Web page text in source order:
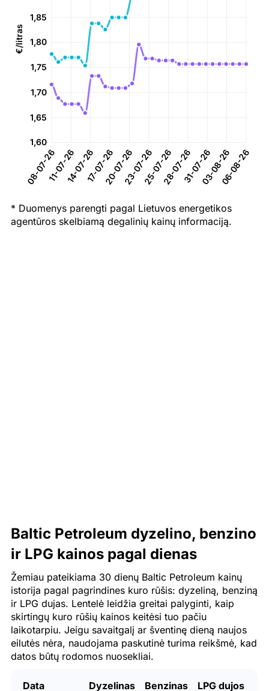
1,85
1,80
1,75
1,70
1,65
1,60
€/litras
08-07-2611-07-2614-07-2617-07-2620-07-2623-07-2625-07-2628-07-2631-07-2603-08-2606-08-26
* Duomenys parengti pagal Lietuvos energetikos
agentūros skelbiamą degalinių kainų informaciją.
Baltic Petroleum dyzelino, benzino
ir LPG kainos pagal dienas
Žemiau pateikiama 30 dienų Baltic Petroleum kainų
istorija pagal pagrindines kuro rūšis: dyzeliną, benziną
ir LPG dujas. Lentelė leidžia greitai palyginti, kaip
skirtingų kuro rūšių kainos keitėsi tuo pačiu
laikotarpiu. Jeigu savaitgalį ar šventinę dieną naujos
eilutės nėra, naudojama paskutinė turima reikšmė, kad
datos būtų rodomos nuosekliai.
Data Dyzelinas Benzinas LPG dujos